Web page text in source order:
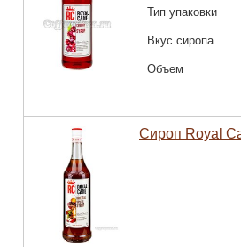
Тип упаковки
Вкус сиропа
Объем
Сироп Royal